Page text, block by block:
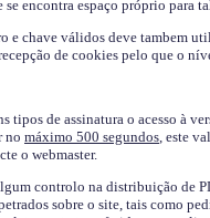
encontra espaço próprio para
e chave válidos deve tambem
de cookies pelo que o
tipos de assinatura o acesso à
no máximo 500 segundos, este
o webmaster.
controlo na distribuição de
sobre o site, tais como